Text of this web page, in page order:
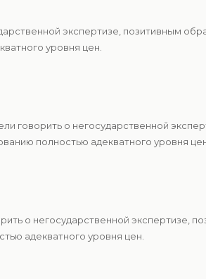
экспертизе, позитивным
уровня цен.
говорить о негосударственной
полностью адекватного уровня
о негосударственной экспертизе,
адекватного уровня цен.